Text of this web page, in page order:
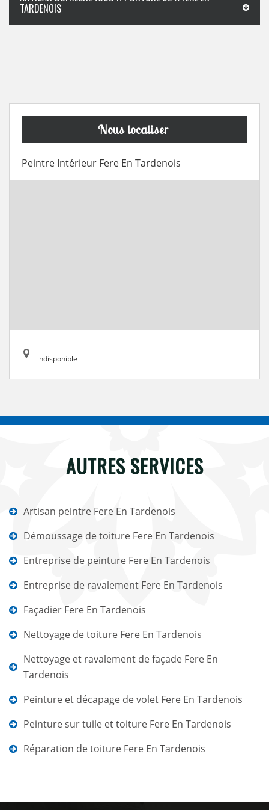
TARDENOIS
Nous localiser
Peintre Intérieur Fere En Tardenois
indisponible
AUTRES SERVICES
Artisan peintre Fere En Tardenois
Démoussage de toiture Fere En Tardenois
Entreprise de peinture Fere En Tardenois
Entreprise de ravalement Fere En Tardenois
Façadier Fere En Tardenois
Nettoyage de toiture Fere En Tardenois
Nettoyage et ravalement de façade Fere En
Tardenois
Peinture et décapage de volet Fere En Tardenois
Peinture sur tuile et toiture Fere En Tardenois
Réparation de toiture Fere En Tardenois